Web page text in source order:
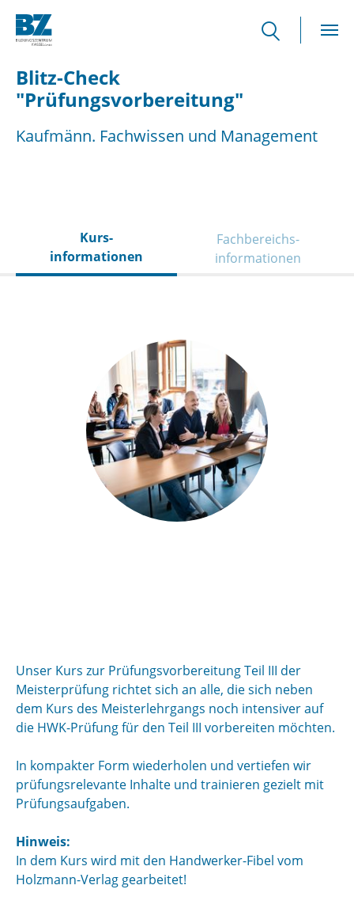
Blitz-Check
"Prüfungsvorbereitung"
Kaufmänn. Fachwissen und Management
Kurs­
informationen
Fachbereichs­
informationen
Unser Kurs zur Prüfungsvorbereitung Teil III der
Meisterprüfung richtet sich an alle, die sich neben
dem Kurs des Meisterlehrgangs noch intensiver auf
die HWK-Prüfung für den Teil III vorbereiten möchten.
In kompakter Form wiederholen und vertiefen wir
prüfungsrelevante Inhalte und trainieren gezielt mit
Prüfungsaufgaben.
Hinweis:
In dem Kurs wird mit den Handwerker-Fibel vom
Holzmann-Verlag gearbeitet!